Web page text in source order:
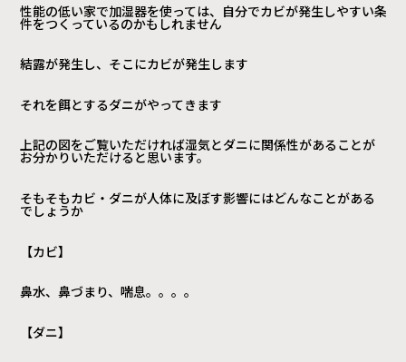
性能の低い家で加湿器を使っては、自分でカビが発生しやすい条
件をつくっているのかもしれません
結露が発生し、そこにカビが発生します
それを餌とするダニがやってきます
上記の図をご覧いただければ湿気とダニに関係性があることが
お分かりいただけると思います。
そもそもカビ・ダニが人体に及ぼす影響にはどんなことがある
でしょうか
【カビ】
鼻水、鼻づまり、喘息。。。。
【ダニ】